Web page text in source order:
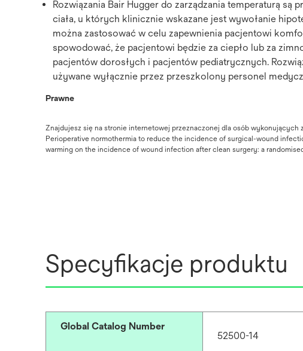
Rozwiązania Bair Hugger do zarządzania temperaturą są
ciała, u których klinicznie wskazane jest wywołanie
można zastosować w celu zapewnienia pacjentowi
spowodować, że pacjentowi będzie za ciepło lub za
pacjentów dorosłych i pacjentów pediatrycznych.
używane wyłącznie przez przeszkolony personel
Prawne
Znajdujesz się na stronie internetowej przeznaczonej dla osób wykonujących
Perioperative normothermia to reduce the incidence of surgical-wound
warming on the incidence of wound infection after clean surgery: a
Specyfikacje produktu
Global Catalog Number
52500-14